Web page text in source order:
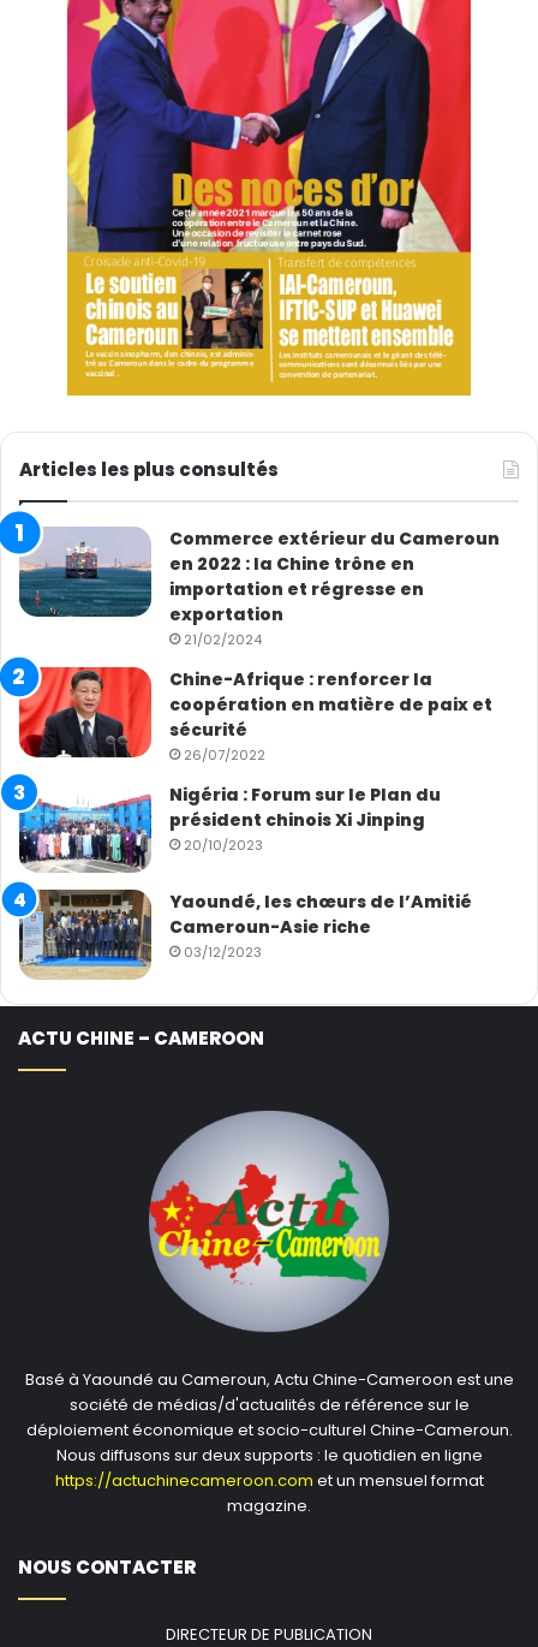
de médecine traditionnelle chinoise tels que
l’acupuncture, le massage et la ventouse pour 22 fois,
et a remis aux villageois plus de 60 types de
médicaments courants, ainsi que des nœuds chinois
qui symbolisent le bonheur.
Source : CGTN Français
Articles les plus consultés
Commerce extérieur du Cameroun
en 2022 : la Chine trône en
importation et régresse en
exportation
21/02/2024
Chine-Afrique : renforcer la
coopération en matière de paix et
sécurité
26/07/2022
Nigéria : Forum sur le Plan du
président chinois Xi Jinping
20/10/2023
Yaoundé, les chœurs de l’Amitié
Cameroun-Asie riche
03/12/2023
ACTU CHINE – CAMEROON
Basé à Yaoundé au Cameroun, Actu Chine-Cameroon est une
société de médias/d'actualités de référence sur le
déploiement économique et socio-culturel Chine-Cameroun.
Nous diffusons sur deux supports : le quotidien en ligne
https://actuchinecameroon.com et un mensuel format
magazine.
NOUS CONTACTER
DIRECTEUR DE PUBLICATION